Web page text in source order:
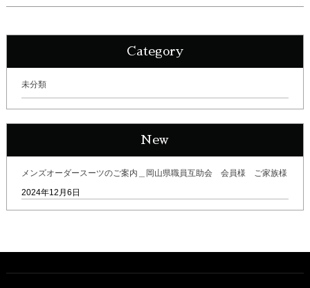
Category
未分類
New
メンズオーダースーツのご案内＿岡山県職員互助会 会員様 ご家族様
2024年12月6日